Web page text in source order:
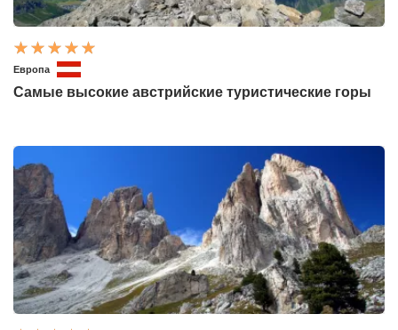
Европа
Самые высокие австрийские туристические горы